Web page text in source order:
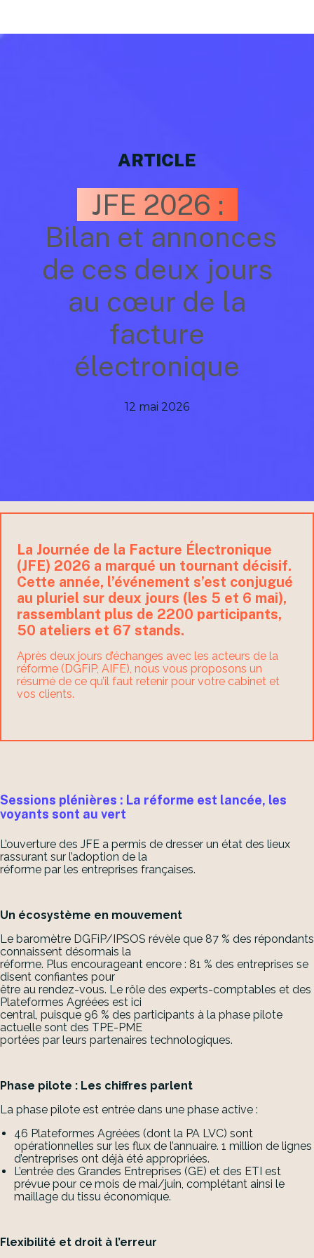
ARTICLE
JFE 2026 :
Bilan et annonces
de ces deux jours
au cœur de la
facture
électronique
12 mai 2026
La Journée de la Facture Électronique
(JFE) 2026 a marqué un tournant décisif.
Cette année, l’événement s’est conjugué
au pluriel sur deux jours (les 5 et 6 mai),
rassemblant plus de 2200 participants,
50 ateliers et 67 stands.
Après deux jours d’échanges avec les acteurs de la
réforme (DGFiP, AIFE), nous vous proposons un
résumé de ce qu’il faut retenir pour votre cabinet et
vos clients.
Sessions plénières : La réforme est lancée, les
voyants sont au vert
L’ouverture des JFE a permis de dresser un état des lieux
rassurant sur l’adoption de la
réforme par les entreprises françaises.
Un écosystème en mouvement
Le baromètre DGFiP/IPSOS révèle que 87 % des répondants
connaissent désormais la
réforme. Plus encourageant encore : 81 % des entreprises se
disent confiantes pour
être au rendez-vous. Le rôle des experts-comptables et des
Plateformes Agréées est ici
central, puisque 96 % des participants à la phase pilote
actuelle sont des TPE-PME
portées par leurs partenaires technologiques.
Phase pilote : Les chiffres parlent
La phase pilote est entrée dans une phase active :
46 Plateformes Agréées (dont la PA LVC) sont
opérationnelles sur les flux de l’annuaire. 1 million de lignes
d’entreprises ont déjà été appropriées.
L’entrée des Grandes Entreprises (GE) et des ETI est
prévue pour ce mois de mai/juin, complétant ainsi le
maillage du tissu économique.
Flexibilité et droit à l’erreur